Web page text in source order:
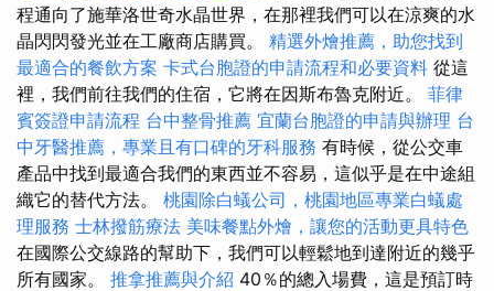
程通向了施華洛世奇水晶世界，在那裡我們可以在涼爽的水
晶閃閃發光並在工廠商店購買。 精選外燴推薦，助您找到
最適合的餐飲方案 卡式台胞證的申請流程和必要資料 從這
裡，我們前往我們的住宿，它將在因斯布魯克附近。 菲律
賓簽證申請流程 台中整骨推薦 宜蘭台胞證的申請與辦理 台
中牙醫推薦，專業且有口碑的牙科服務 有時候，從公交車
產品中找到最適合我們的東西並不容易，這似乎是在中途組
織它的替代方法。 桃園除白蟻公司，桃園地區專業白蟻處
理服務 士林撥筋療法 美味餐點外燴，讓您的活動更具特色
在國際公交線路的幫助下，我們可以輕鬆地到達附近的幾乎
所有國家。 推拿推薦與介紹 40％的總入場費，這是預訂時